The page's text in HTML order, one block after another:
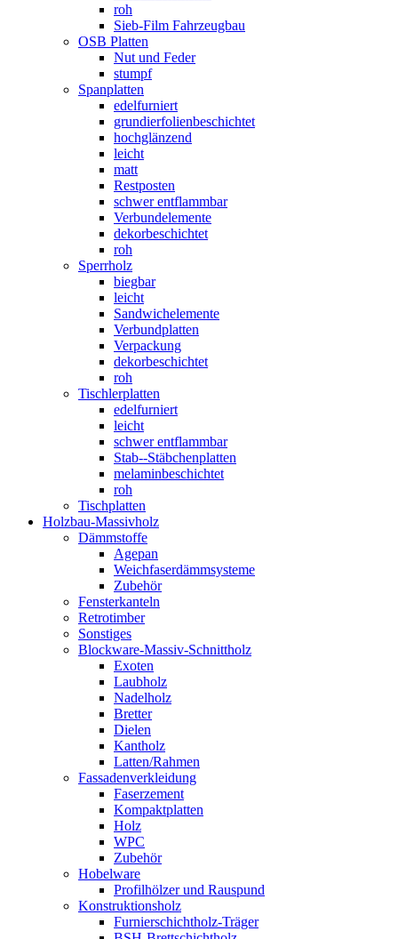
roh
Sieb-Film Fahrzeugbau
OSB Platten
Nut und Feder
stumpf
Spanplatten
edelfurniert
grundierfolienbeschichtet
hochglänzend
leicht
matt
Restposten
schwer entflammbar
Verbundelemente
dekorbeschichtet
roh
Sperrholz
biegbar
leicht
Sandwichelemente
Verbundplatten
Verpackung
dekorbeschichtet
roh
Tischlerplatten
edelfurniert
leicht
schwer entflammbar
Stab--Stäbchenplatten
melaminbeschichtet
roh
Tischplatten
Holzbau-Massivholz
Dämmstoffe
Agepan
Weichfaserdämmsysteme
Zubehör
Fensterkanteln
Retrotimber
Sonstiges
Blockware-Massiv-Schnittholz
Exoten
Laubholz
Nadelholz
Bretter
Dielen
Kantholz
Latten/Rahmen
Fassadenverkleidung
Faserzement
Kompaktplatten
Holz
WPC
Zubehör
Hobelware
Profilhölzer und Rauspund
Konstruktionsholz
Furnierschichtholz-Träger